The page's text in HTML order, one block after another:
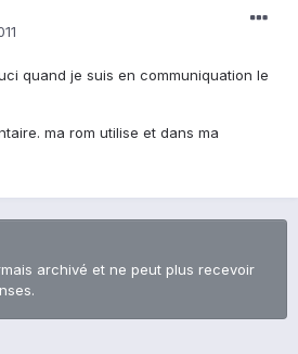
quand je suis en communiquation le
ma rom utilise et dans ma
archivé et ne peut plus recevoir